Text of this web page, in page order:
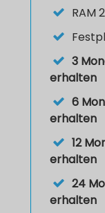
RAM
3
erhalten
6
erhalten
12
erhalten
24
erhalten